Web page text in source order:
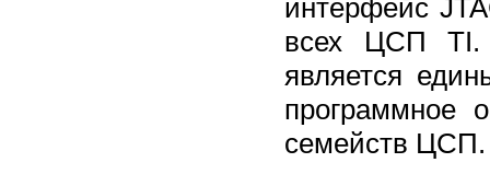
интерфейс
всех ЦСП TI.
является
программное
семейств ЦСП.